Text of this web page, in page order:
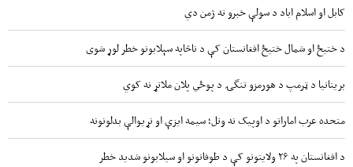
کابل او اسلام اباد د سولې خبرو ته ژمن دي
د ختیځ او شمال ختیځ افغانستان کې د ناڅاپه سېلابونو خطر لوړ شوی
بریتانیا د ټرمپ د هورمزو تنگۍ د پوځي پلان ملاتړ نه کوي
متحده عرب اماراتو د اوپیک نه وتل؛ سیمه ایزې او نړیوالې بدلونونه
د افغانستان په ۲۶ ولایتونو کې د طوفانونو او سیلابونو شدید خطر